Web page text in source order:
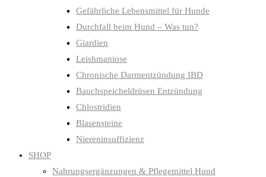
Gefährliche Lebensmittel für Hunde
Durchfall beim Hund – Was tun?
Giardien
Leishmaniose
Chronische Darmentzündung IBD
Bauchspeicheldrüsen Entzündung
Chlostridien
Blasensteine
Niereninsuffizienz
SHOP
Nahrungsergänzungen & Pflegemittel Hund